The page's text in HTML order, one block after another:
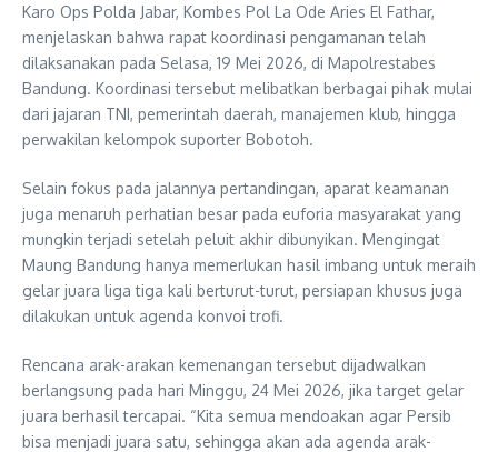
Karo Ops Polda Jabar, Kombes Pol La Ode Aries El Fathar,
menjelaskan bahwa rapat koordinasi pengamanan telah
dilaksanakan pada Selasa, 19 Mei 2026, di Mapolrestabes
Bandung. Koordinasi tersebut melibatkan berbagai pihak mulai
dari jajaran TNI, pemerintah daerah, manajemen klub, hingga
perwakilan kelompok suporter Bobotoh.
Selain fokus pada jalannya pertandingan, aparat keamanan
juga menaruh perhatian besar pada euforia masyarakat yang
mungkin terjadi setelah peluit akhir dibunyikan. Mengingat
Maung Bandung hanya memerlukan hasil imbang untuk meraih
gelar juara liga tiga kali berturut-turut, persiapan khusus juga
dilakukan untuk agenda konvoi trofi.
Rencana arak-arakan kemenangan tersebut dijadwalkan
berlangsung pada hari Minggu, 24 Mei 2026, jika target gelar
juara berhasil tercapai. “Kita semua mendoakan agar Persib
bisa menjadi juara satu, sehingga akan ada agenda arak-